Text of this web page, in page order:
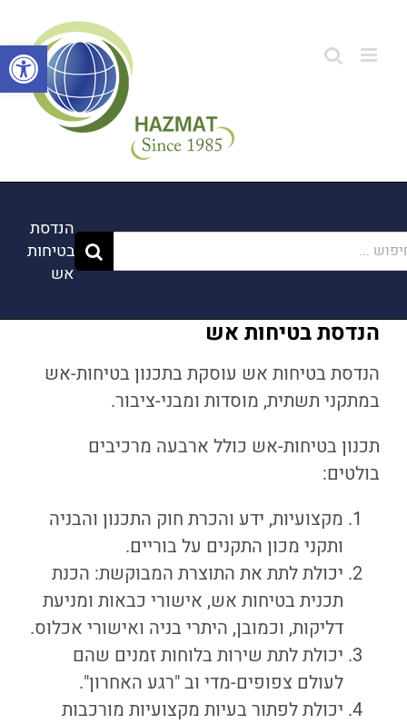
פתח
הנדסת
בטיחות
אש
הנדסת בטיחות אש
הנדסת בטיחות אש עוסקת בתכנון בטיחות-אש
במתקני תשתית, מוסדות ומבני-ציבור.
תכנון בטיחות-אש כולל ארבעה מרכיבים
בולטים:
מקצועיות, ידע והכרת חוק התכנון והבניה
ותקני מכון התקנים על בוריים.
יכולת לתת את התוצרת המבוקשת: הכנת
תכנית בטיחות אש, אישורי כבאות ומניעת
דליקות, וכמובן, היתרי בניה ואישורי אכלוס.
יכולת לתת שירות בלוחות זמנים שהם
לעולם צפופים-מדי וב "רגע האחרון".
יכולת לפתור בעיות מקצועיות מורכבות